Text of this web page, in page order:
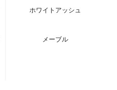
ホワイトアッシュ
メーブル